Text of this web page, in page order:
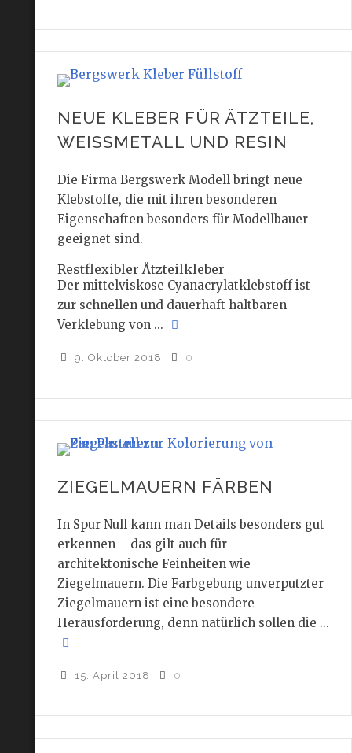
NEUE KLEBER FÜR ÄTZTEILE,
WEISSMETALL UND RESIN
Die Firma Bergswerk Modell bringt neue
Klebstoffe, die mit ihren besonderen
Eigenschaften besonders für Modellbauer
geeignet sind.
Restflexibler Ätzteilkleber
Der mittelviskose Cyanacrylatklebstoff ist
zur schnellen und dauerhaft haltbaren
Verklebung von ...
9. Oktober 2018 0
ZIEGELMAUERN FÄRBEN
In Spur Null kann man Details besonders gut
erkennen – das gilt auch für
architektonische Feinheiten wie
Ziegelmauern. Die Farbgebung unverputzter
Ziegelmauern ist eine besondere
Herausforderung, denn natürlich sollen die ...
15. April 2018 0